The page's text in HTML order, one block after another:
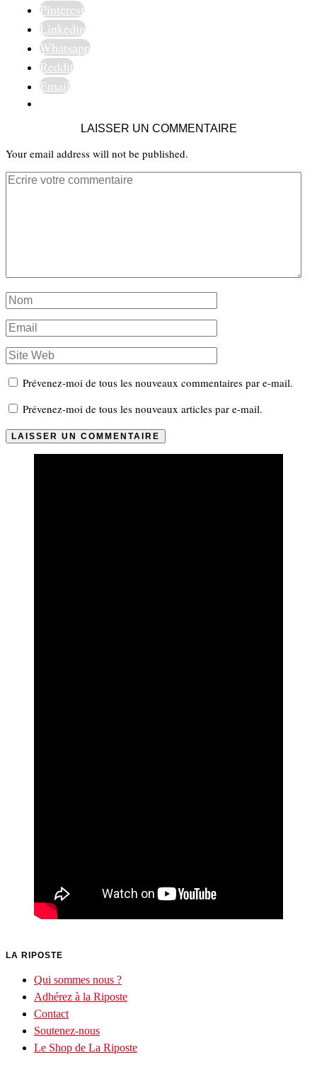
Pinterest
Linkedin
Whatsapp
Reddit
Email
LAISSER UN COMMENTAIRE
Your email address will not be published.
Prévenez-moi de tous les nouveaux commentaires par e-mail.
Prévenez-moi de tous les nouveaux articles par e-mail.
LA RIPOSTE
Qui sommes nous ?
Adhérez à la Riposte
Contact
Soutenez-nous
Le Shop de La Riposte